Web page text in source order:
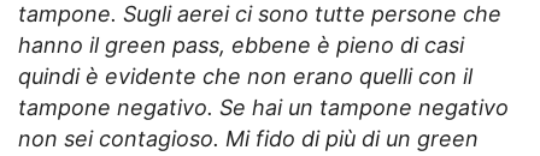
tampone. Sugli aerei ci sono tutte persone che
hanno il green pass, ebbene è pieno di casi
quindi è evidente che non erano quelli con il
tampone negativo. Se hai un tampone negativo
non sei contagioso. Mi fido di più di un green